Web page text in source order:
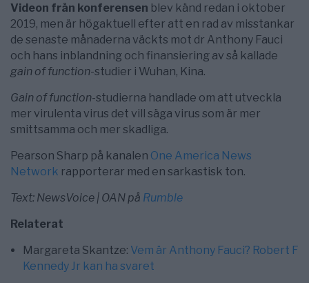
Videon från konferensen blev känd redan i oktober
2019, men är högaktuell efter att en rad av misstankar
de senaste månaderna väckts mot dr Anthony Fauci
och hans inblandning och finansiering av så kallade
gain of function-studier i Wuhan, Kina.
Gain of function-studierna handlade om att utveckla
mer virulenta virus det vill säga virus som är mer
smittsamma och mer skadliga.
Pearson Sharp på kanalen One America News
Network rapporterar med en sarkastisk ton.
Text: NewsVoice | OAN på Rumble
Relaterat
Margareta Skantze: Vem är Anthony Fauci? Robert F
Kennedy Jr kan ha svaret